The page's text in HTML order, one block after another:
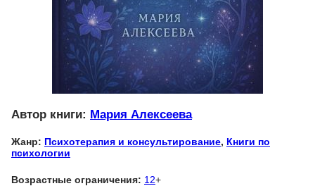
Автор книги: Мария Алексеева
Жанр: Психотерапия и консультирование, Книги по
психологии
Возрастные ограничения: 12+